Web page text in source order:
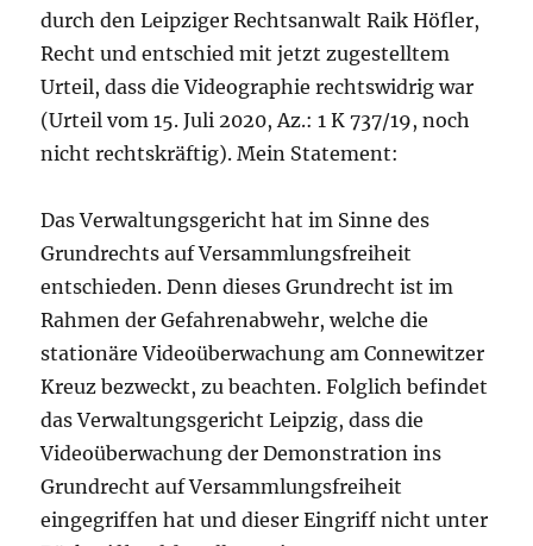
durch den Leipziger Rechtsanwalt Raik Höfler,
Recht und entschied mit jetzt zugestelltem
Urteil, dass die Videographie rechtswidrig war
(Urteil vom 15. Juli 2020, Az.: 1 K 737/19, noch
nicht rechtskräftig). Mein Statement:
Das Verwaltungsgericht hat im Sinne des
Grundrechts auf Versammlungsfreiheit
entschieden. Denn dieses Grundrecht ist im
Rahmen der Gefahrenabwehr, welche die
stationäre Videoüberwachung am Connewitzer
Kreuz bezweckt, zu beachten. Folglich befindet
das Verwaltungsgericht Leipzig, dass die
Videoüberwachung der Demonstration ins
Grundrecht auf Versammlungsfreiheit
eingegriffen hat und dieser Eingriff nicht unter